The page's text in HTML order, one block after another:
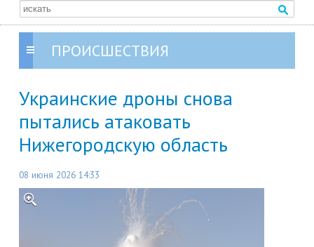
ПРОИСШЕСТВИЯ
Украинские дроны снова
пытались атаковать
Нижегородскую область
08 июня 2026 14:33